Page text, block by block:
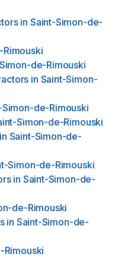
in Saint-Simon-de-
de-Rimouski
in Saint-Simon-
Simon-de-Rimouski
Simon-de-Rimouski
in Saint-Simon-de-
Simon-de-Rimouski
in Saint-Simon-de-
de-Rimouski
in Saint-Simon-de-
Rimouski